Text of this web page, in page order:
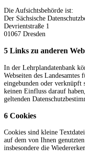
Die Aufsichtsbehörde ist:
Der Sächsische
Devrientstraße 1
01067 Dresden
5 Links zu anderen
In der Lehrplandatenbank
Webseiten des
eingebunden oder verknüpft
keinen Einfluss darauf
geltenden
6 Cookies
Cookies sind kleine
auf dem von Ihnen
insbesondere die